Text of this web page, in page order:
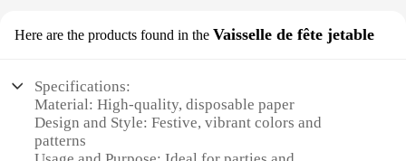
Here are the products found in the Vaisselle de fête jetable
Specifications:
Material: High-quality, disposable paper
Design and Style: Festive, vibrant colors and
patterns